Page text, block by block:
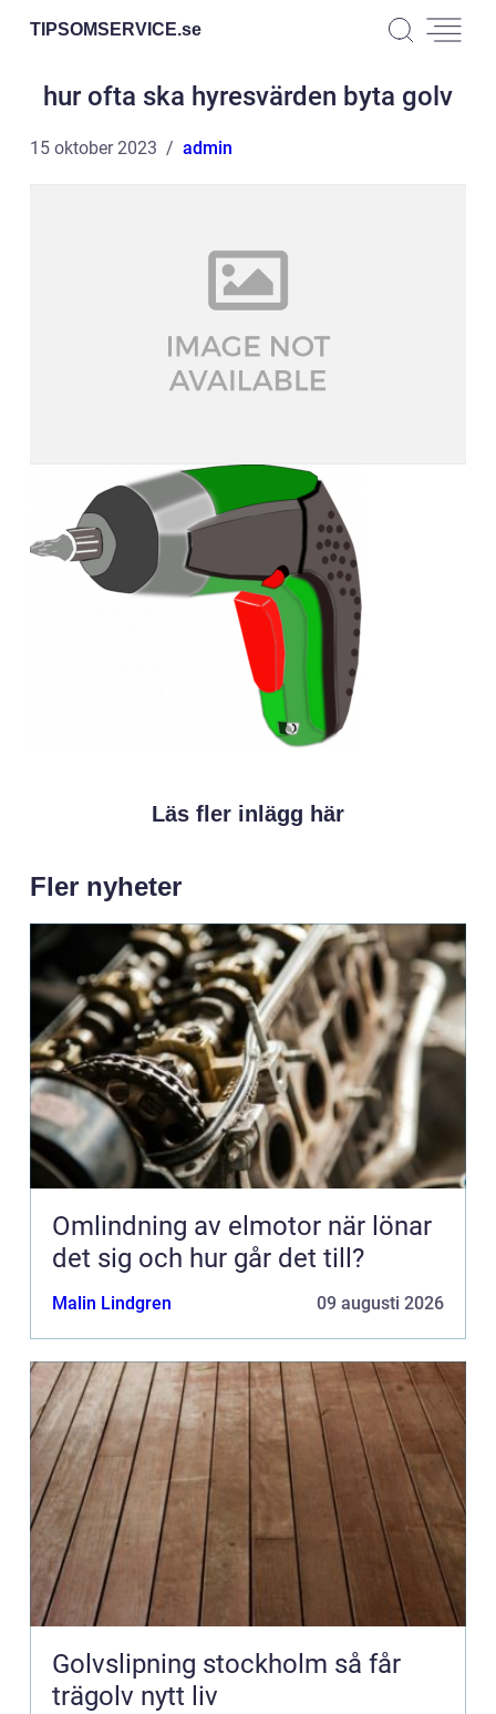
TIPSOMSERVICE.se
hur ofta ska hyresvärden byta golv
15 oktober 2023 admin
Läs fler inlägg här
Fler nyheter
Omlindning av elmotor när lönar
det sig och hur går det till?
Malin Lindgren 09 augusti 2026
Golvslipning stockholm så får
trägolv nytt liv